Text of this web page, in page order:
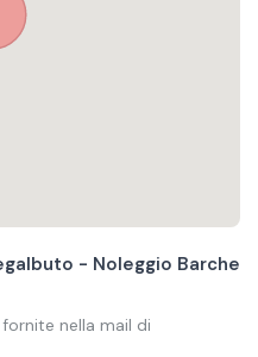
- Noleggio Barche
nella mail di